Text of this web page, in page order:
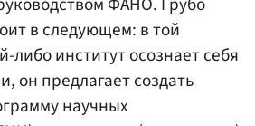
в следующем: в той
либо институт осознает себя
он предлагает создать
научных